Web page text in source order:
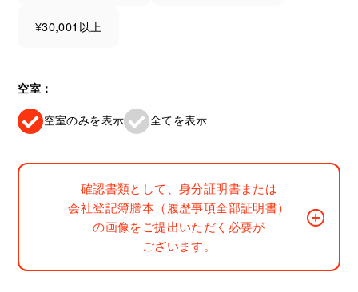
¥30,001以上
空室：
空室のみを表示 全てを表示
確認書類として、身分証明書または
会社登記簿謄本（履歴事項全部証明書）
の画像をご提出いただく必要が
ございます。